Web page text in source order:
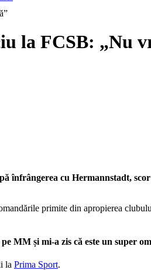
la FCSB: „Nu
înfrângerea cu Hermannstadt,
primite din apropierea
MM și mi-a zis că este un super
la Prima Sport.